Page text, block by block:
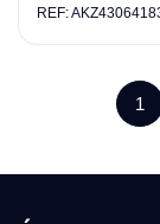
REF:
1